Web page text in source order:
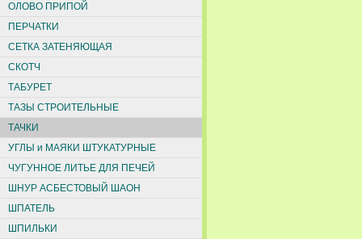
ОЛОВО ПРИПОЙ
ПЕРЧАТКИ
СЕТКА ЗАТЕНЯЮЩАЯ
СКОТЧ
ТАБУРЕТ
ТАЗЫ СТРОИТЕЛЬНЫЕ
ТАЧКИ
УГЛЫ и МАЯКИ ШТУКАТУРНЫЕ
ЧУГУННОЕ ЛИТЬЕ ДЛЯ ПЕЧЕЙ
ШНУР АСБЕСТОВЫЙ ШАОН
ШПАТЕЛЬ
ШПИЛЬКИ